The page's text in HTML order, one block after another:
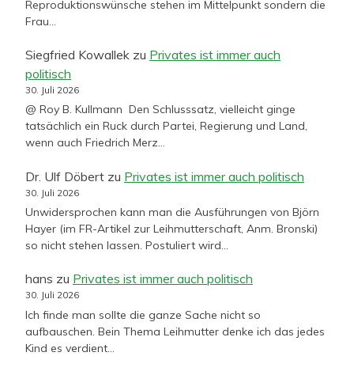
Reproduktionswünsche stehen im Mittelpunkt sondern die
Frau…
Siegfried Kowallek zu Privates ist immer auch
politisch
30. Juli 2026
@ Roy B. Kullmann Den Schlusssatz, vielleicht ginge
tatsächlich ein Ruck durch Partei, Regierung und Land,
wenn auch Friedrich Merz…
Dr. Ulf Döbert zu Privates ist immer auch politisch
30. Juli 2026
Unwidersprochen kann man die Ausführungen von Björn
Hayer (im FR-Artikel zur Leihmutterschaft, Anm. Bronski)
so nicht stehen lassen. Postuliert wird…
hans zu Privates ist immer auch politisch
30. Juli 2026
Ich finde man sollte die ganze Sache nicht so
aufbauschen. Bein Thema Leihmutter denke ich das jedes
Kind es verdient…